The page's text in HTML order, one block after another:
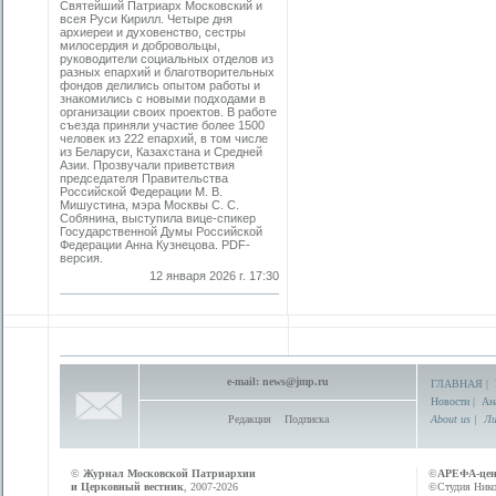
Святейший Патриарх Московский и
всея Руси Кирилл. Четыре дня
архиереи и духовенство, сестры
милосердия и добровольцы,
руководители социальных отделов из
разных епархий и благотворительных
фондов делились опытом работы и
знакомились с новыми подходами в
организации своих проектов. В работе
съезда приняли участие более 1500
человек из 222 епархий, в том числе
из Беларуси, Казахстана и Средней
Азии. Прозвучали приветствия
председателя Правительства
Российской Федерации М. В.
Мишустина, мэра Москвы С. С.
Собянина, выступила вице-спикер
Государственной Думы Российской
Федерации Анна Кузнецова. PDF-
версия.
12 января 2026 г. 17:30
e-mail: news@jmp.ru
Редакция Подписка
ГЛАВНАЯ |
Новости |
About us |
© Журнал Московской Патриархии
и Церковный вестник , 2007-2026
©АРЕФА-
©Студия